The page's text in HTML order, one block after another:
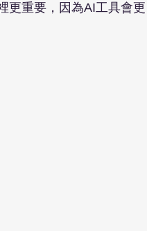
更重要，因為AI工具會更